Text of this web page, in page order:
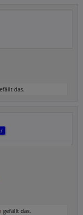
das.
gefällt das.